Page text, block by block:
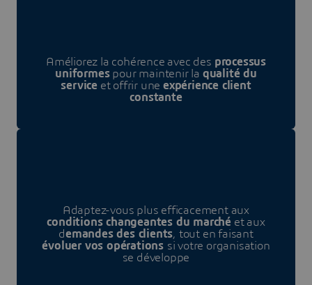
Améliorez la cohérence avec des processus
uniformespour maintenir la qualité du
service et offrir une expérience client
constante
Adaptez-vous plus efficacement aux
conditions changeantes du marché et aux
demandes des clients, tout en faisant
évoluer vos opérations si votre organisation
se développe